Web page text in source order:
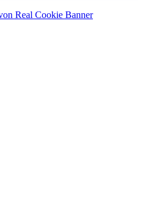
Real Cookie Banner